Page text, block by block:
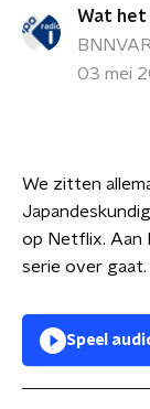
Wat het
03 mei
We zitten
op Netflix. Aan
serie over gaat.
Speel